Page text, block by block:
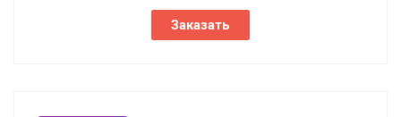
Заказать